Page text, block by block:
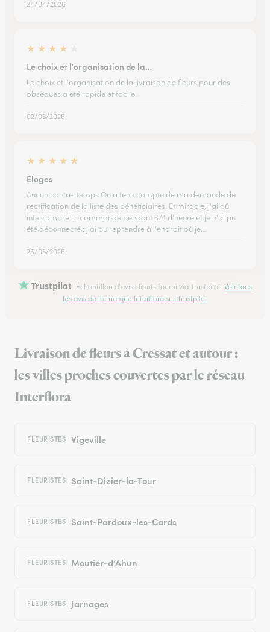
24/04/2026
★ ★ ★ ★
Le choix et l'organisation de la…
Le choix et l'organisation de la livraison de fleurs pour des
obsèques a été rapide et facile.
02/03/2026
★ ★ ★ ★ ★
Eloges
Aucun contre-temps On a tenu compte de ma demande de
rectification de la liste des bénéficiaires. Et miracle, j'ai dû
interrompre la commande pendant 3/4 d'heure et je n'ai pu
été déconnecté : j'ai pu reprendre à l'endroit où je…
25/03/2026
Trustpilot Échantillon d'avis clients fourni via Trustpilot. Voir tous
les avis de la marque Interflora sur Trustpilot
Livraison de fleurs à Cressat et autour :
les villes proches couvertes par le réseau
Interflora
FLEURISTES Vigeville
FLEURISTES Saint-Dizier-la-Tour
FLEURISTES Saint-Pardoux-les-Cards
FLEURISTES Moutier-d’Ahun
FLEURISTES Jarnages